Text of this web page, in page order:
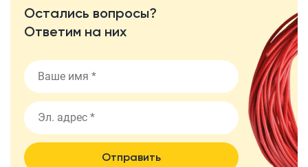
Остались вопросы?
Ответим на них
Отправить